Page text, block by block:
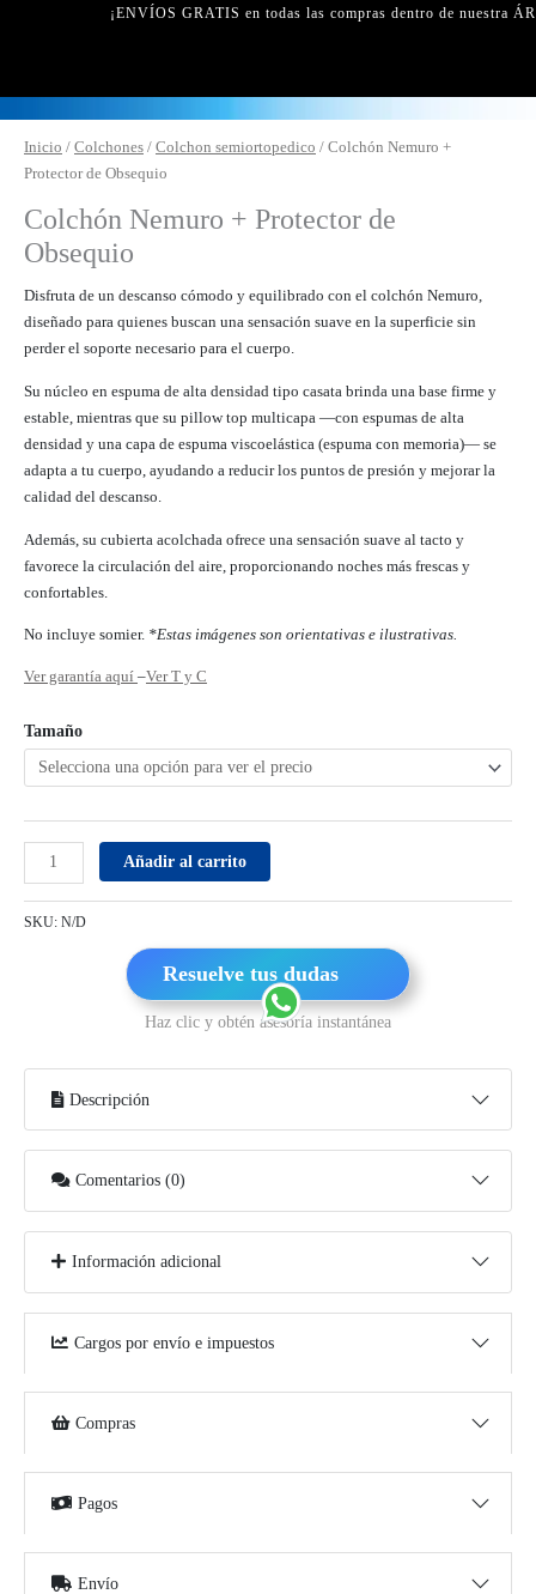
¡ENVÍOS GRATIS en todas las compras dentro de nuestra
Inicio / Colchones / Colchon semiortopedico / Colchón Nemuro +
Protector de Obsequio
Colchón Nemuro + Protector de
Obsequio
Disfruta de un descanso cómodo y equilibrado con el colchón Nemuro,
diseñado para quienes buscan una sensación suave en la superficie sin
perder el soporte necesario para el cuerpo.
Su núcleo en espuma de alta densidad tipo casata brinda una base firme y
estable, mientras que su pillow top multicapa —con espumas de alta
densidad y una capa de espuma viscoelástica (espuma con memoria)— se
adapta a tu cuerpo, ayudando a reducir los puntos de presión y mejorar la
calidad del descanso.
Además, su cubierta acolchada ofrece una sensación suave al tacto y
favorece la circulación del aire, proporcionando noches más frescas y
confortables.
No incluye somier. *Estas imágenes son orientativas e ilustrativas.
Ver garantía aquí –Ver T y C
Tamaño
Colchón
Nemuro
Protector
de
cantidad
Añadir al carrito
SKU: N/D
Resuelve tus dudas
Haz clic y obtén asesoría instantánea
Descripción
Comentarios (0)
Información adicional
Cargos por envío e impuestos
Compras
Pagos
Envío